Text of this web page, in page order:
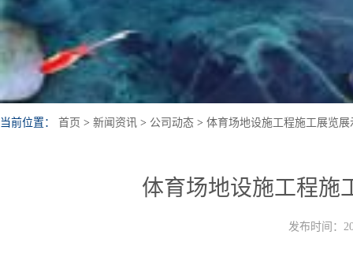
当前位置： 首页 > 新闻资讯 > 公司动态 > 体育场地设施工程施工展览
体育场地设施工程施
发布时间：